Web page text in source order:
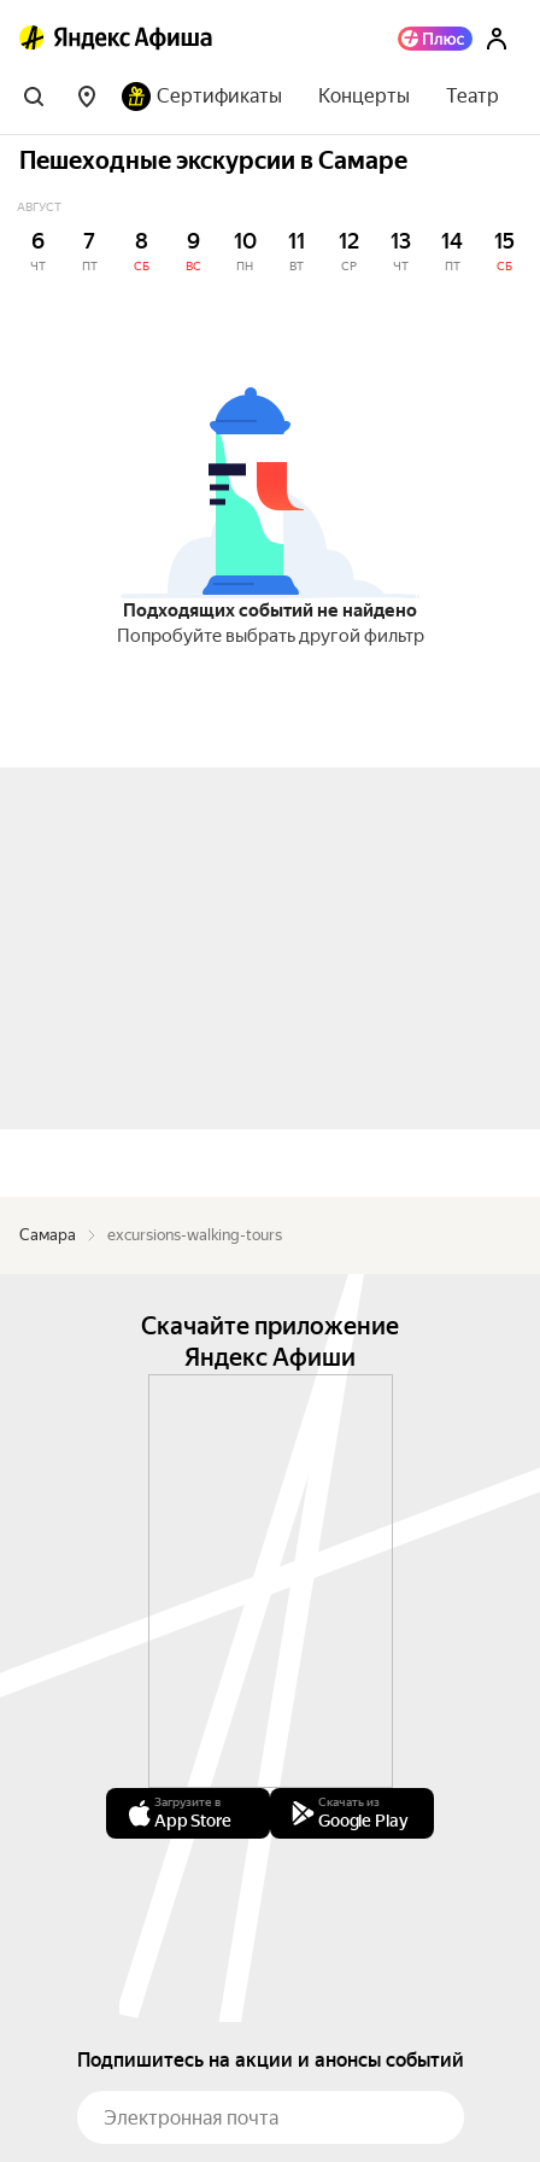
Сертификаты Концерты Театр
Пешеходные экскурсии в Самаре
АВГУСТ
6
ЧТ
7
ПТ
8
СБ
9
ВС
10
ПН
11
ВТ
12
СР
13
ЧТ
14
ПТ
15
СБ
Подходящих событий не найдено
Попробуйте выбрать другой фильтр
Самара excursions-walking-tours
Скачайте приложение
Яндекс Афиши
Загрузите в
App Store
Скачать из
Google Play
Подпишитесь на акции и анонсы событий